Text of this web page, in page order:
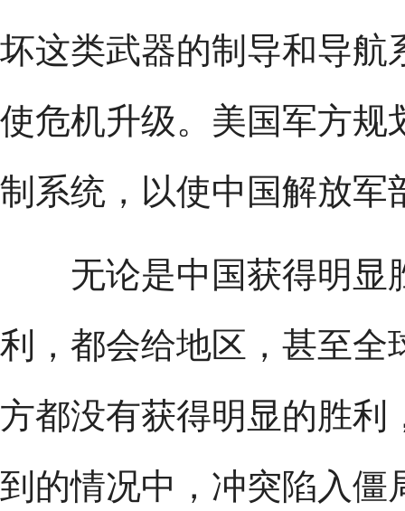
坏这类武器的制导和导航
使危机升级。美国军方规
制系统，以使中国解放军
无论是中国获得明显
利，都会给地区，甚至全
方都没有获得明显的胜利
到的情况中，冲突陷入僵